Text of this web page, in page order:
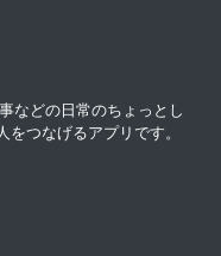
などの日常のちょっとし
つなげるアプリです。